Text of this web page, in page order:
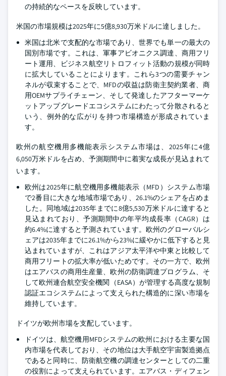
の持続的なペースを反映しています。
米国の市場規模は2025年に5億8,930万米ドルに達しました。
米国は北米で支配的な市場であり、世界でも単一の最大の
国別市場です。これは、軍事アビオニクス調達、商用フリ
ート運用、ビジネス航空リトロフィット活動の規模が同時
に拡大していることによります。これら3つの需要チャン
ネルが収束することで、MFDの収益は防衛主契約業者、商
用OEMサプライチェーン、そして発達したアフターマーケ
ットアップグレードエコシステムにわたって分散されると
いう、例外的な広がりを持つ市場構造が形成されていま
す。
欧州の航空機用多機能表示システム市場は、2025年に4億
6,050万米ドルを占め、予測期間中に着実な成長が見込まれて
います。
欧州は2025年に航空機用多機能表示（MFD）システム市場
で2番目に大きな地域市場であり、26.1%のシェアを占めま
した。同地域は2035年までに8億5,530万米ドルに達すると
見込まれており、予測期間中の年平均成長率（CAGR）は
約6.4%に達すると予測されています。欧州のグローバルシ
ェアは2035年までに26.1%から23%に緩やかに低下すると見
込まれていますが、これはアジア太平洋や中東と比較して
商用フリートの拡大率が低いためです。その一方で、欧州
はエアバスの商用生産量、欧州の防衛調達プログラム、そ
して欧州連合航空安全機関（EASA）が管理する高度な規制
認証エコシステムによって支えられた構造的に深い市場を
維持しています。
ドイツが欧州市場を支配しています。
ドイツは、航空機用MFDシステムの欧州における主要な国
内市場を代表しており、その地位は大手航空宇宙製造拠点
であると同時に、防衛航空機の調達センターとしての二重
の役割によって支えられています。エアバス・ディフェン